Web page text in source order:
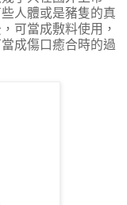
人體或是豬隻的真
可當成敷料使用，
成傷口癒合時的過